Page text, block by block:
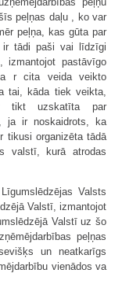
peļņas daļu , ko var
peļņa, kas gūta par
ir tādi paši vai līdzīgi
izmantojot pastāvīgo
r cita veida veikto
tai, kāda tiek veikta,
tikt uzskatīta par
ja ir noskaidrots, ka
tikusi organizēta tādā
valstī, kurā atrodas
Valsts
Valstī, izmantojot
Valstī uz šo
peļņas
un neatkarīgs
vienādos va